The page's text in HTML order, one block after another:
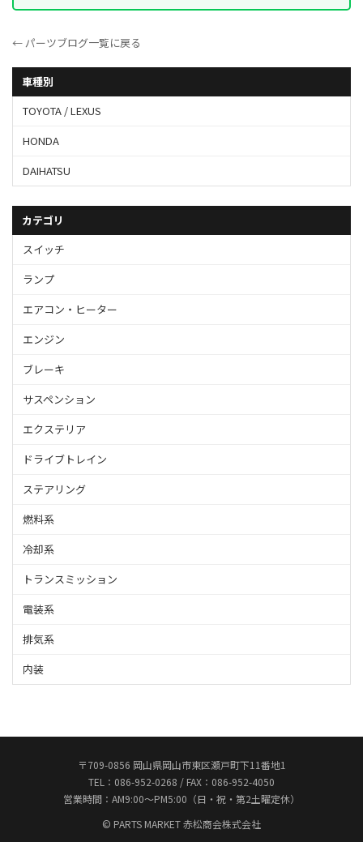
← パーツブログ一覧に戻る
車種別
TOYOTA / LEXUS
HONDA
DAIHATSU
カテゴリ
スイッチ
ランプ
エアコン・ヒーター
エンジン
ブレーキ
サスペンション
エクステリア
ドライブトレイン
ステアリング
燃料系
冷却系
トランスミッション
電装系
排気系
内装
〒709-0856 岡山県岡山市東区瀬戸町下11番地1
TEL：086-952-0268 / FAX：086-952-4050
営業時間：AM9:00〜PM5:00（日・祝・第2土曜定休）
© PARTS MARKET 赤松商会株式会社